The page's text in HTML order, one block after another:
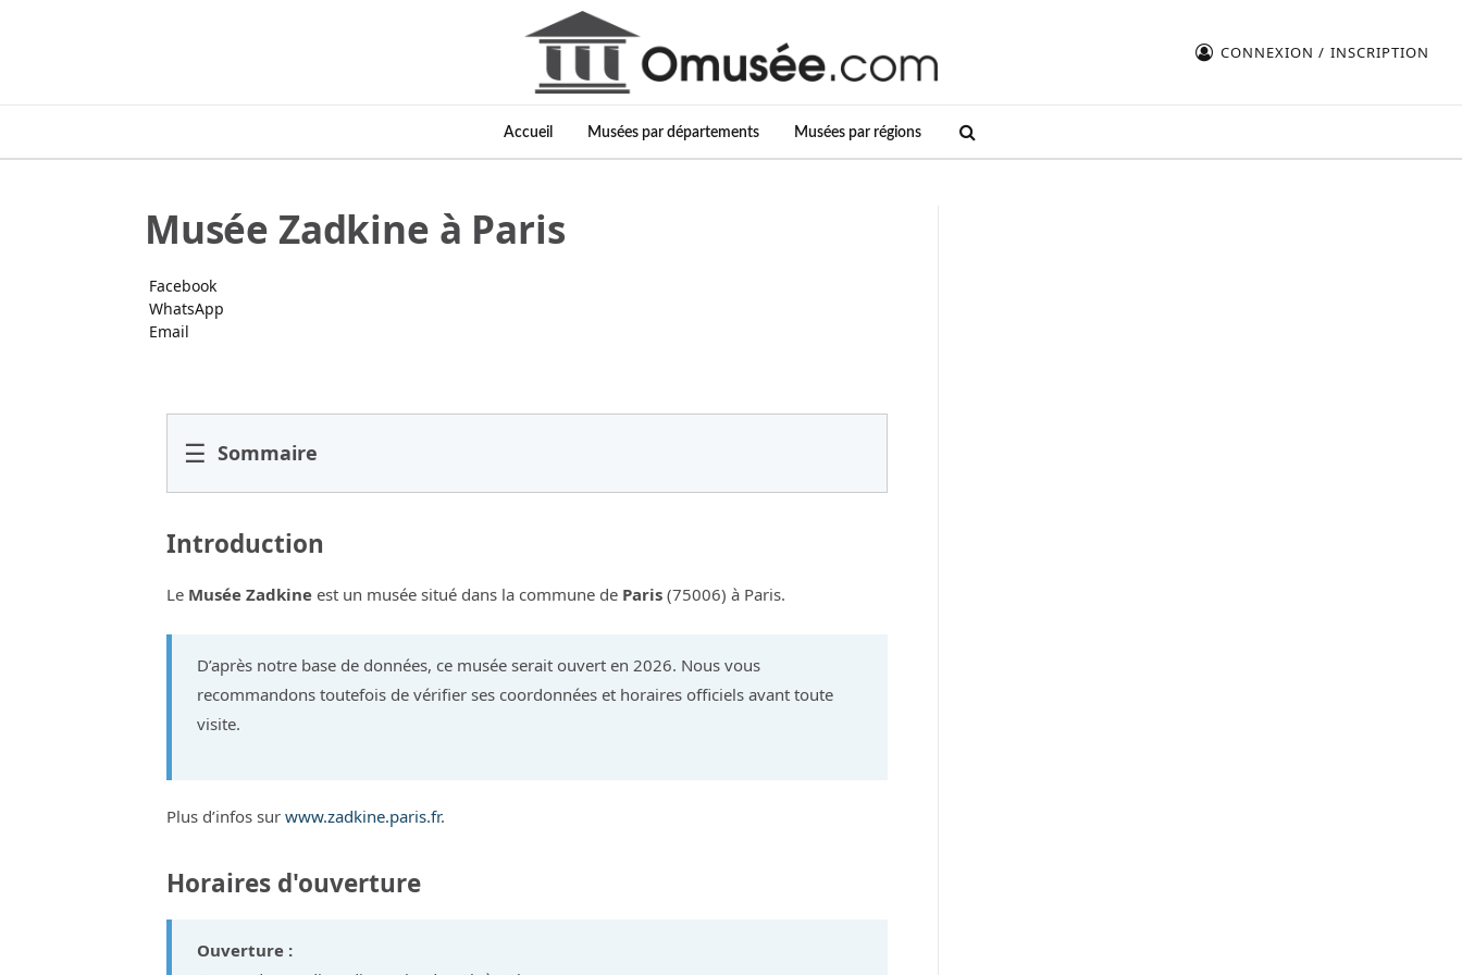
CONNEXION / INSCRIPTION
Accueil Musées par départements Musées par régions
Musée Zadkine à Paris
Facebook
WhatsApp
Email
☰ Sommaire
Introduction
Le Musée Zadkine est un musée situé dans la commune de Paris (75006) à Paris.
D’après notre base de données, ce musée serait ouvert en 2026. Nous vous
recommandons toutefois de vérifier ses coordonnées et horaires officiels avant toute
visite.
Plus d’infos sur www.zadkine.paris.fr.
Horaires d'ouverture
Ouverture :